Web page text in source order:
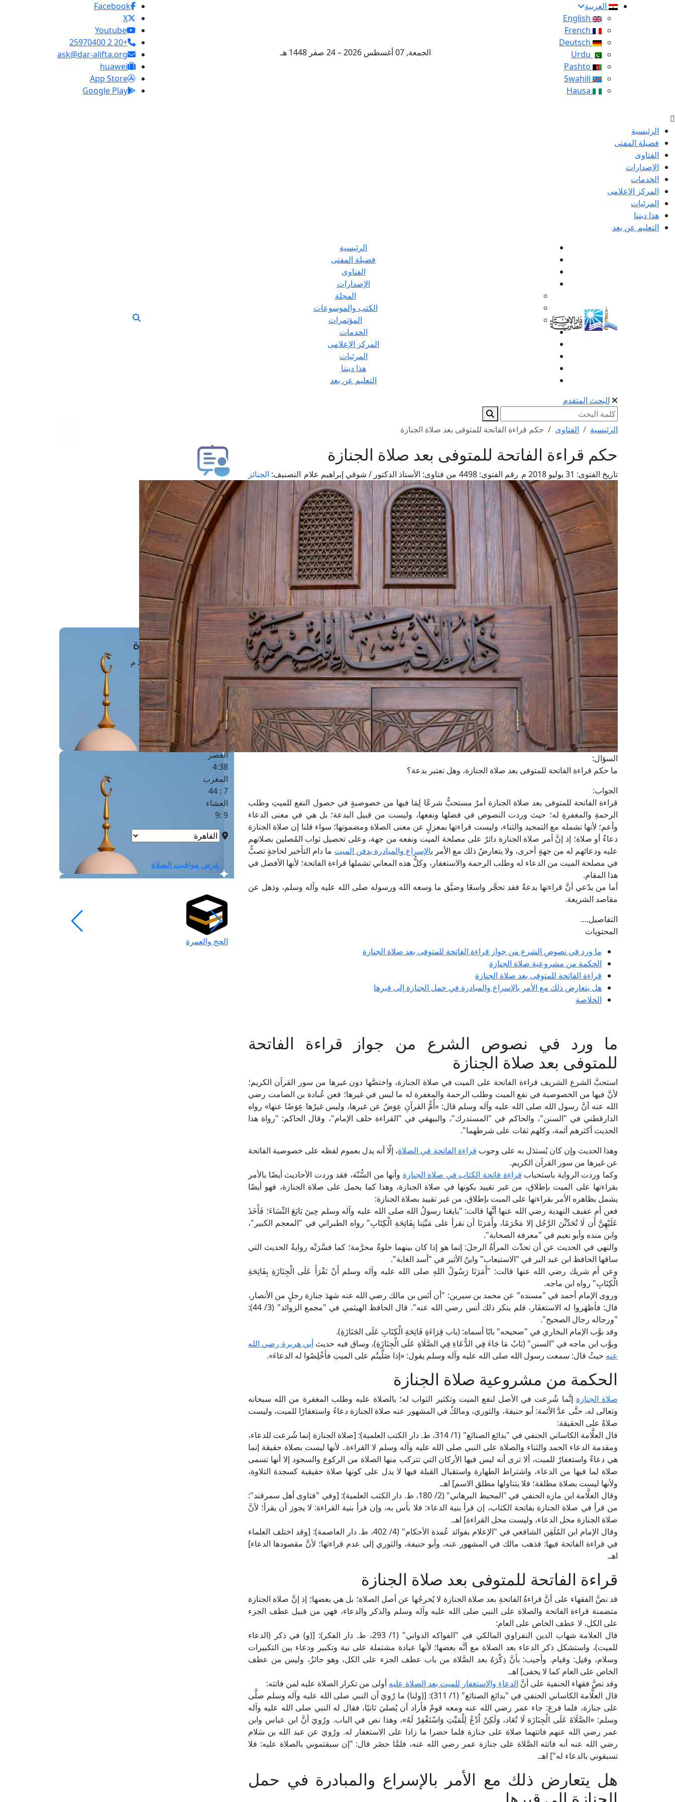
العربية
الجمعة, 07 أغسطس 2026 – 24 صفر 1448 هـ
Facebook
X
Youtube
+20 2 25970400
ask@dar-alifta.org
huawei
App Store
Google Play
الرئيسية
فضيلة المفتى
الفتاوى
الإصدارات
الخدمات
المركز الإعلامى
المرئيات
هذا ديننا
التعليم عن بعد
الرئيسية
فضيلة المفتى
الفتاوى
الإصدارات
المجلة
الكتب والموسوعات
المؤتمرات
الخدمات
المركز الإعلامى
المرئيات
هذا ديننا
التعليم عن بعد
البحث المتقدم
الرئيسية الفتاوى حكم قراءة الفاتحة للمتوفى بعد صلاة الجنازة
حكم قراءة الفاتحة للمتوفى بعد صلاة الجنازة
تاريخ الفتوى: رقم الفتوى: من فتاوى: الأستاذ الدكتور / شوقي إبراهيم علام التصنيف: الجنائز
السؤال:
ما حكم قراءة الفاتحة للمتوفى بعد صلاة الجنازة، وهل تعتبر بدعة؟
الجواب:
قراءة الفاتحة للمتوفى بعد صلاة الجنازة أمرٌ مستحبٌّ شرعًا لِمَا فيها من خصوصيةٍ في حصول النفع للميتِ وطلب
الرحمةِ والمغفرةِ له؛ حيث وردت النصوص في فضلها ونفعها، وليست من قبيل البدعة؛ بل هي في معنى الدعاء
وأعم؛ لأنها تشمله مع التمجيد والثناء، وليست قراءتها بمعزلٍ عن معنى الصلاة ومضمونها؛ سواء قلنا إن صلاة الجنازة
دعاءٌ أو صلاة؛ إذ إنَّ أمر صلاة الجنازة دائرٌ على مصلحة الميت ونفعه من جهة، وعلى تحصيل ثواب المُصلين بصلاتهم
عليه ودعائهم له من جهةٍ أخرى، ولا يتعارضُ ذلك مع الأمر بالإسراع والمبادرة بدفن الميت ما دام التأخير لحاجةٍ تصبُّ
في مصلحة الميت من الدعاء له وطلب الرحمة والاستغفار، وكلُّ هذه المعاني تشملها قراءة الفاتحة؛ لأنها الأفضل في
هذا المقام.
أما من يدّعي أنَّ قراءتها بدعةٌ فقد تحجَّر واسعًا وضيَّق ما وسعه الله ورسوله صلى الله عليه وآله وسلم، وذهل عن
مقاصد الشريعة.
التفاصيل....
المحتويات
ما ورد في نصوص الشرع من جواز قراءة الفاتحة للمتوفى بعد صلاة الجنازة
الحكمة من مشروعية صلاة الجنازة
قراءة الفاتحة للمتوفى بعد صلاة الجنازة
هل يتعارض ذلك مع الأمر بالإسراع والمبادرة في حمل الجنازة إلى قبرها
الخلاصة
ما ورد في نصوص الشرع من جواز قراءة الفاتحة
للمتوفى بعد صلاة الجنازة
استحبَّ الشرع الشريف قراءة الفاتحة على الميت في صلاة الجنازة، واختصَّها دون غيرها من سور القرآن الكريم؛
لأنَّ فيها من الخصوصية في نفع الميت وطلب الرحمة والمغفرة له ما ليس في غيرها؛ فعن عُبادة بن الصامت رضي
الله عنه أنَّ رسول الله صلى الله عليه وآله وسلم قال: «أُمُّ القرآنِ عِوَضٌ عن غيرها، وليس غيرُها عِوَضًا عنها» رواه
الدارقطني في "السنن"، والحاكم في "المستدرك"، والبيهقي في "القراءة خلف الإمام"، وقال الحاكم: "رواة هذا
الحديث أكثرهم أئمة، وكلهم ثقات على شرطهما".
وهذا الحديث وإن كان يُستدَل به على وجوب قراءة الفاتحة في الصلاة، إلّا أنه يدل بعموم لفظه على خصوصية الفاتحة
عن غيرها من سور القرآن الكريم.
وكما وردت الرواية باستحباب قراءة فاتحة الكتاب في صلاة الجنازة وأنها من السُّنّة، فقد وردت الأحاديث أيضًا بالأمر
بقراءتها على الميت بإطلاق، من غير تقييد بكونها في صلاة الجنازة، وهذا كما يحمل على صلاة الجنازة، فهو أيضًا
يشمل بظاهره الأمر بقراءتها على الميت بإطلاق، من غير تقييد بصلاة الجنازة:
فعن أم عفيف النهدية رضي الله عنها أنَّها قالت: "بايعَنا رسولُ الله صلى الله عليه وآله وسلم حِينَ بَايَعَ النِّسَاءَ؛ فَأَخَذَ
عَلَيْهِنَّ أَن لَا تُحَدِّثْنَ الرَّجُل إلا مَحْرَمًا، وأَمَرَنَا أن نقرأ على مَيِّتِنا بِفَاتِحَةِ الْكِتَابِ" رواه الطبراني في "المعجم الكبير"،
وابن منده وأبو نعيم في "معرفة الصحابة".
والنهي في الحديث عن أن تحدِّث المرأةُ الرجلَ: إنما هو إذا كان بينهما خلوةٌ محرَّمة؛ كما فسَّرَتْه روايةُ الحديث التي
ساقها الحافظ ابن عبد البر في "الاستيعاب" وابنُ الأثير في "أسد الغابة".
وعن أم شريك رضي الله عنها قالت: "أَمَرَنَا رَسُولُ اللهِ صلى الله عليه وآله وسلم أَنْ نَقْرَأَ عَلَى الْجِنَازَةِ بِفَاتِحَةِ
الْكِتَابِ" رواه ابن ماجه.
وروى الإمام أحمد في "مسنده" عن محمد بن سيرين: "أن أنَس بن مالك رضي الله عنه شهدَ جنازة رجلٍ من الأنصار،
قال: فأظهَروا له الاستغفَار، فلم ينكر ذلك أنس رضي الله عنه". قال الحافظ الهيثمي في "مجمع الزوائد" (3/ 44):
"ورجاله رجال الصحيح".
وقد بوَّب الإمام البخاري في "صحيحه" بابًا أسماه: (باب قِرَاءَةِ فَاتِحَةِ الْكِتَابِ عَلَى الجَنَازَةِ).
وبوَّب ابن ماجه في "السنن" (بَابُ مَا جَاءَ فِي الدُّعَاءِ فِي الصَّلَاةِ عَلَى الْجِنَازَةِ)، وساق فيه حديثأبي هريرة رضي الله
عنه حيثُ قال: سمعت رسول الله صلى الله عليه وآله وسلم يقول: «إذا صَلَّيتُم على الميتِ فأخْلِصُوا له الدعاءَ».
الحكمة من مشروعية صلاة الجنازة
صلاة الجنازة إنَّما شُرعت في الأصل لنفع الميت وتكثير الثواب له؛ بالصلاة عليه وطلب المغفرة من الله سبحانه
وتعالى له، حتَّى عدَّ الأئمة: أبو حنيفةَ، والثوري، ومالكٌ في المشهور عنه صلاة الجنازة دعاءً واستغفارًا للميت، وليست
صلاةً على الحقيقة:
قال العلَّامة الكاساني الحنفي في "بدائع الصنائع" (1/ 314، ط. دار الكتب العلمية): [صلاة الجنازة إنما شُرعت للدعاء،
ومقدمة الدعاء الحمد والثناء والصلاة على النبي صلى الله عليه وآله وسلم لا القراءة.. لأنها ليست بصلاة حقيقة إنما
هي دعاءٌ واستغفارٌ للميت، ألا ترى أنه ليس فيها الأركان التي تتركب منها الصلاة من الركوع والسجود إلا أنها تسمى
صلاة لما فيها من الدعاء، واشتراط الطهارة واستقبال القبلة فيها لا يدل على كونها صلاة حقيقية كسجدة التلاوة،
ولأنها ليست بصلاة مطلقة؛ فلا يتناولها مطلق الاسم] اهـ.
وقال العلَّامة ابن مازه الحنفي في "المحيط البرهاني" (2/ 180، ط. دار الكتب العلمية): [وفي "فتاوى أهل سمرقند":
من قرأ في صلاة الجنازة بفاتحة الكتاب، إن قرأ بنية الدعاء: فلا بأس به، وإن قرأ بنية القراءة: لا يجوز أن يقرأ؛ لأنَّ
صلاة الجنازة محل الدعاء، وليست محل القراءة] اهـ.
وقال الإمام ابن المُلَقِن الشافعي في "الإعلام بفوائد عُمدة الأحكام" (4/ 402، ط. دار العاصمة): [وقد اختلف العلماء
في قراءة الفاتحة فيها: فذهب مالك في المشهور عنه، وأبو حنيفة، والثوري إلى عدم قراءتها؛ لأنَّ مقصودها الدعاء]
اهـ.
قراءة الفاتحة للمتوفى بعد صلاة الجنازة
قد نصَّ الفقهاء على أنَّ قراءةُ الفاتحةِ بعد صلاة الجنازة لا يُخرجُها عن أصل الصلاة؛ بل هي بعضها؛ إذ إنَّ صلاة الجنازة
متضمنة قراءة الفاتحة والصلاة على النبي صلى الله عليه وآله وسلم والذكر والدعاء، فهي من قبيل عطف الجزء
على الكل، لا عطف الخاص على العام:
قال العلامة شهاب الدين النفراوي المالكي في "الفواكه الدواني" (1/ 293، ط. دار الفكر): [(و) في ذكر (الدعاء
للميت)، واستشكل ذكر الدعاء بعد الصلاة مع أنَّه بعضها؛ لأنها عبادة مشتملة على نية وتكبير ودعاء بين التكبيرات
وسلام، وقيل: وقيام. وأجيب: بأنَّ ذِكْرَهُ بعد الصَّلاة من باب عطف الجزء على الكل، وهو جائزٌ، وليس من عطف
الخاص على العام كما لا يخفى] اهـ.
وقد نصَّ فقهاء الحنفية على أنَّ الدعاء والاستغفار للميت بعد الصلاة عليه أولى من تكرار الصلاة عليه لمن فاتته:
قال العلَّامة الكاساني الحنفي في "بدائع الصنائع" (1/ 311): [(ولنا) ما رُويَ أن النبي صلى الله عليه وآله وسلم صلَّى
على جنازة، فلما فرغ: جاء عمر رضي الله عنه ومعه قومٌ فأراد أن يُصليَ ثانيًا، فقال له النبي صلى الله عليه وآله
وسلم: «الصَّلَاةَ عَلَى الْجِنَازَة لَا تُعَاد، وَلَكِنْ اُدْعُ لِلْمَيِّتِ وَاسْتَغْفِرْ لَهُ»، وهذا نص في الباب. ورُويَ أنَّ ابن عباس وابن
عمر رضي الله عنهم فاتتهما صلاة على جنازة فلما حضرا ما زادا على الاستغفار له. ورُويَ عن عبد الله بن سَلام
رضي الله عنه أنه فاتته الصَّلاة على جنازة عمر رضي الله عنه، فلمَّا حضَر قال: "إن سبقتموني بالصلاة عليه: فلا
تسبقوني بالدعاء له"] اهـ.
هل يتعارض ذلك مع الأمر بالإسراع والمبادرة في حمل
طلب فتوى
استعلام عن فتوى
حجز موعد
الفتوى الهاتفية
مَواقِيتُ الصَّـــلاة
القاهرة · 07 أغسطس 2026 م
الفجر
4 :41
الشروق
6 :17
الظهر
العصر
4:38
المغرب
7 : 44
العشاء
9 :9
عرض مواقيت الصلاة
الحج والعمرة